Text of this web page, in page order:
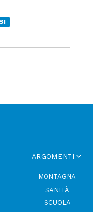
ARGOMENTI
MONTAGNA
SANITÀ
SCUOLA